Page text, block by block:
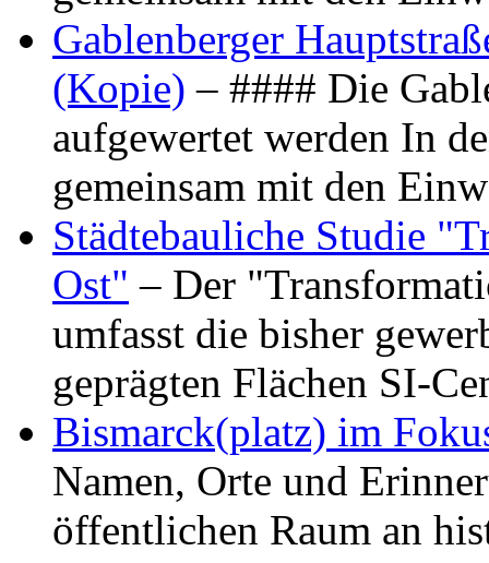
Gablenberger
(Kopie) – #### Die
aufgewertet werden In
gemeinsam mit den
Städtebauliche Studie
Ost" – Der
umfasst die bisher
geprägten Flächen SI-
Bismarck(platz) im
Namen, Orte und
öffentlichen Raum an